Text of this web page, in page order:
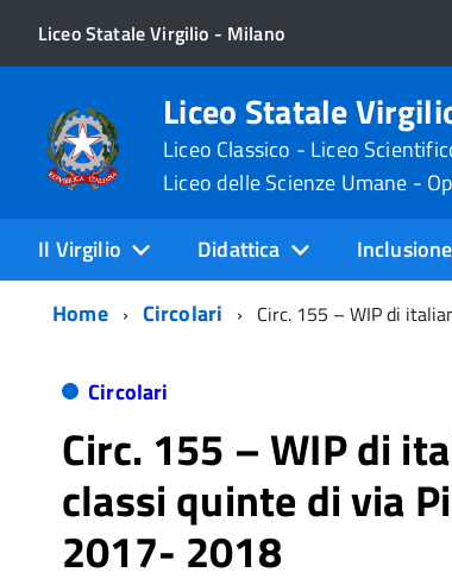
Liceo Statale Virgilio - Milano
Liceo Statale
Liceo Classico - Liceo
Liceo delle Scienze Umane -
Il Virgilio Didattica Inclusione
Home
Circolari Circ. 155 – WIP di
Circolari
Circ. 155 – WIP di
classi quinte di via
2017- 2018